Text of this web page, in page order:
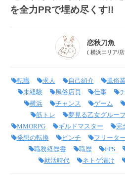
を全力PRで埋め尽くす!!
恋秋刀魚
( 横浜エリア/
転職 求人 自己紹介 風俗
未経験
風俗店員 仕事
横浜
チャンス ゲーム
筋トレ
夢見る乙女グルー
MMORPG
ギルドマスター 完
発想の転換
ピンチ フリーター
職務経歴書
職歴 FPS
就活時代
ネトゲ漬け